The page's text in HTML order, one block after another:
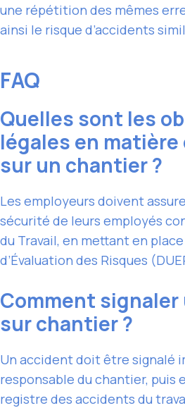
une répétition des mêmes
ainsi le risque d’accidents
FAQ
Quelles sont les
légales en
sur un chantier ?
Les employeurs doivent
sécurité de leurs employés
du Travail, en mettant en
d’Évaluation des Risques
Comment
sur chantier ?
Un accident doit être signalé
responsable du chantier, puis
registre des accidents du